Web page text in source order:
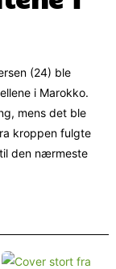
(24) ble
i Marokko.
mens det ble
kroppen fulgte
den nærmeste